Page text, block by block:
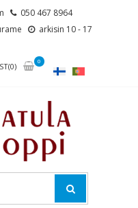
050 467 8964
arkisin 10 - 17
0